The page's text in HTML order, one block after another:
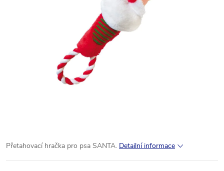
Přetahovací hračka pro psa SANTA. Detailní informace